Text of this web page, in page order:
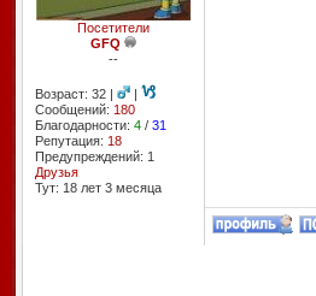
Посетители
GFQ
--
Возраст: 32 |
|
Сообщений: 180
Благодарности: 4/ 31
Репутация: 18
Предупреждений: 1
Друзья
Тут: 18 лет 3 месяцa